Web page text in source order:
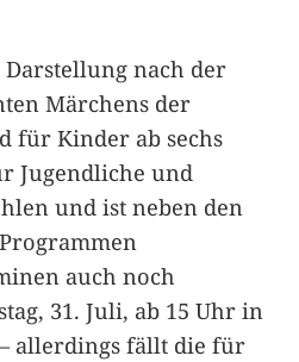
nach der
Märchens der
für Kinder ab sechs
Jugendliche und
und ist neben den
auch noch
31. Juli, ab 15 Uhr in
allerdings fällt die für